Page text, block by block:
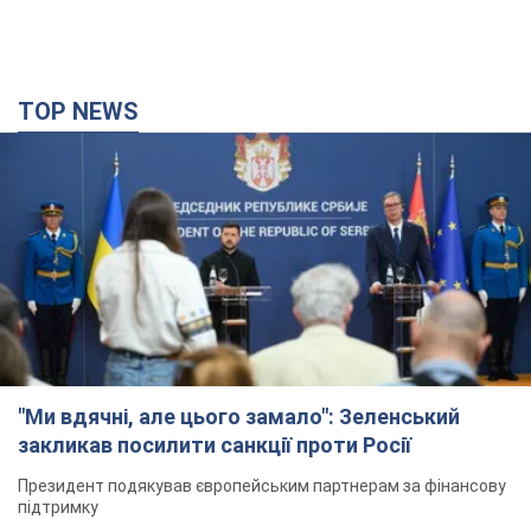
TOP NEWS
"Ми вдячні, але цього замало": Зеленський
закликав посилити санкції проти Росії
Президент подякував європейським партнерам за фінансову
підтримку